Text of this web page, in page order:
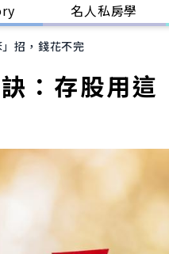
名人私房學
招，錢花不完
：存股用這